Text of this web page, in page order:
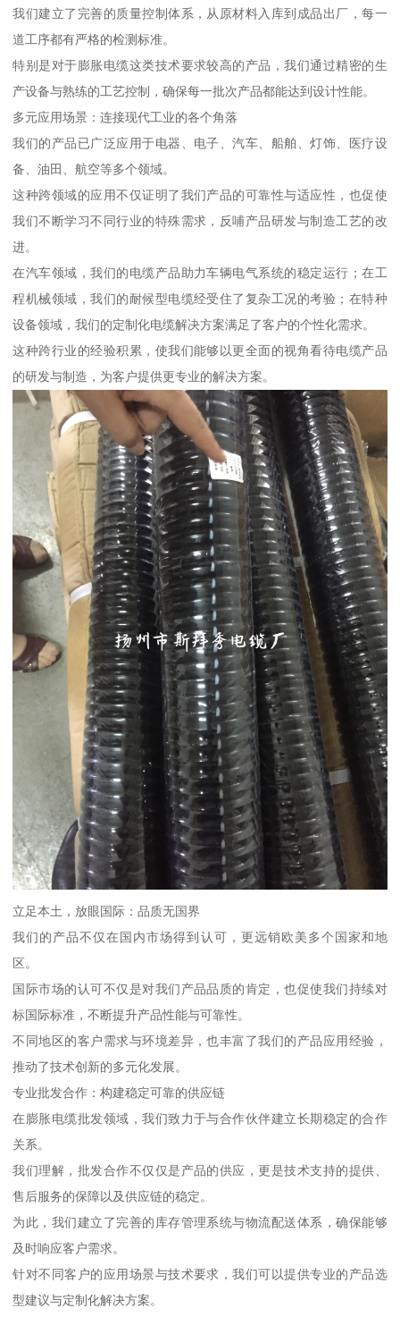
我们建立了完善的质量控制体系，从原材料入库到成品出厂，每一
道工序都有严格的检测标准。
特别是对于膨胀电缆这类技术要求较高的产品，我们通过精密的生
产设备与熟练的工艺控制，确保每一批次产品都能达到设计性能。
多元应用场景：连接现代工业的各个角落
我们的产品已广泛应用于电器、电子、汽车、船舶、灯饰、医疗设
备、油田、航空等多个领域。
这种跨领域的应用不仅证明了我们产品的可靠性与适应性，也促使
我们不断学习不同行业的特殊需求，反哺产品研发与制造工艺的改
进。
在汽车领域，我们的电缆产品助力车辆电气系统的稳定运行；在工
程机械领域，我们的耐候型电缆经受住了复杂工况的考验；在特种
设备领域，我们的定制化电缆解决方案满足了客户的个性化需求。
这种跨行业的经验积累，使我们能够以更全面的视角看待电缆产品
的研发与制造，为客户提供更专业的解决方案。
立足本土，放眼国际：品质无国界
我们的产品不仅在国内市场得到认可，更远销欧美多个国家和地
区。
国际市场的认可不仅是对我们产品品质的肯定，也促使我们持续对
标国际标准，不断提升产品性能与可靠性。
不同地区的客户需求与环境差异，也丰富了我们的产品应用经验，
推动了技术创新的多元化发展。
专业批发合作：构建稳定可靠的供应链
在膨胀电缆批发领域，我们致力于与合作伙伴建立长期稳定的合作
关系。
我们理解，批发合作不仅仅是产品的供应，更是技术支持的提供、
售后服务的保障以及供应链的稳定。
为此，我们建立了完善的库存管理系统与物流配送体系，确保能够
及时响应客户需求。
针对不同客户的应用场景与技术要求，我们可以提供专业的产品选
型建议与定制化解决方案。